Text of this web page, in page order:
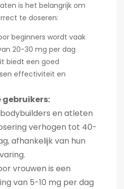
is het belangrijk om
te doseren:
beginners wordt vaak
20-30 mg per dag
biedt een goed
effectiviteit en
gebruikers:
en atleten
verhogen tot 40-
afhankelijk van hun
vrouwen is een
van 5-10 mg per dag